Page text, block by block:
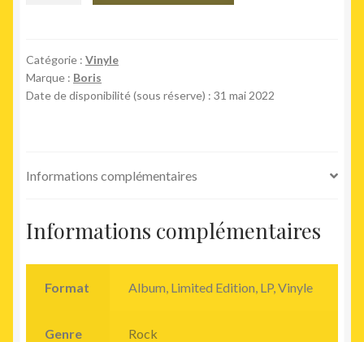
EV
L
Catégorie : Vinyle
Marque : Boris
Date de disponibilité (sous réserve) : 31 mai 2022
Informations complémentaires
Informations complémentaires
Format Album, Limited Edition, LP, Vinyle
Genre Rock